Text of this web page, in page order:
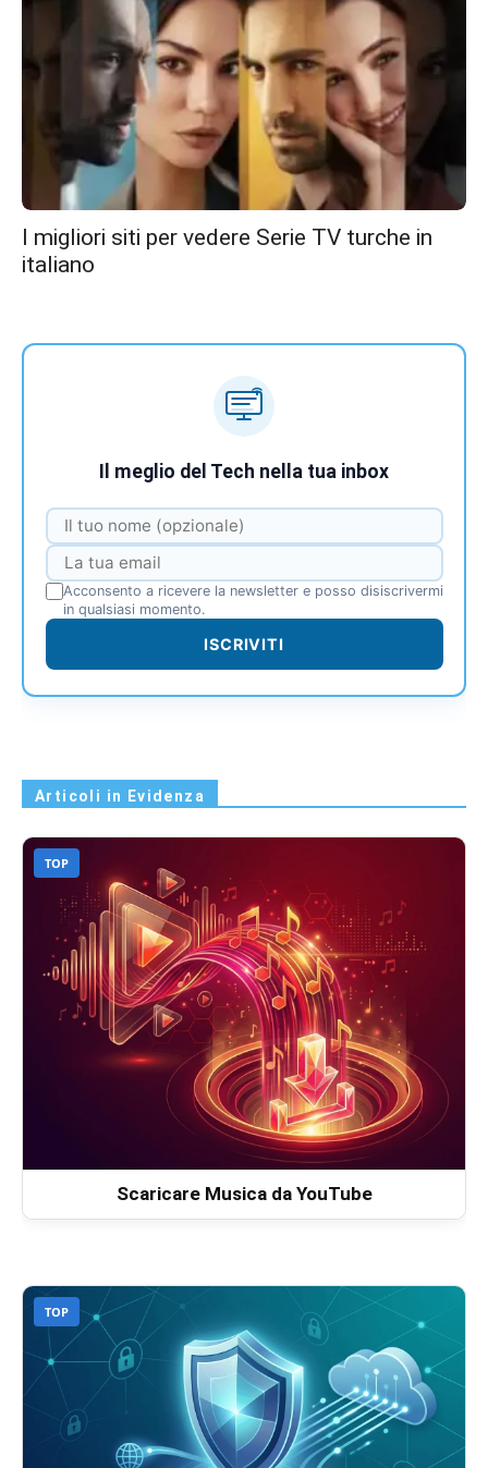
I migliori siti per vedere Serie TV turche in
italiano
Il meglio del Tech nella tua inbox
Acconsento a ricevere la newsletter e posso disiscrivermi
in qualsiasi momento.
ISCRIVITI
Articoli in Evidenza
TOP
Scaricare Musica da YouTube
TOP